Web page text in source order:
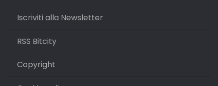
Iscriviti alla Newsletter
RSS Bitcity
Copyright